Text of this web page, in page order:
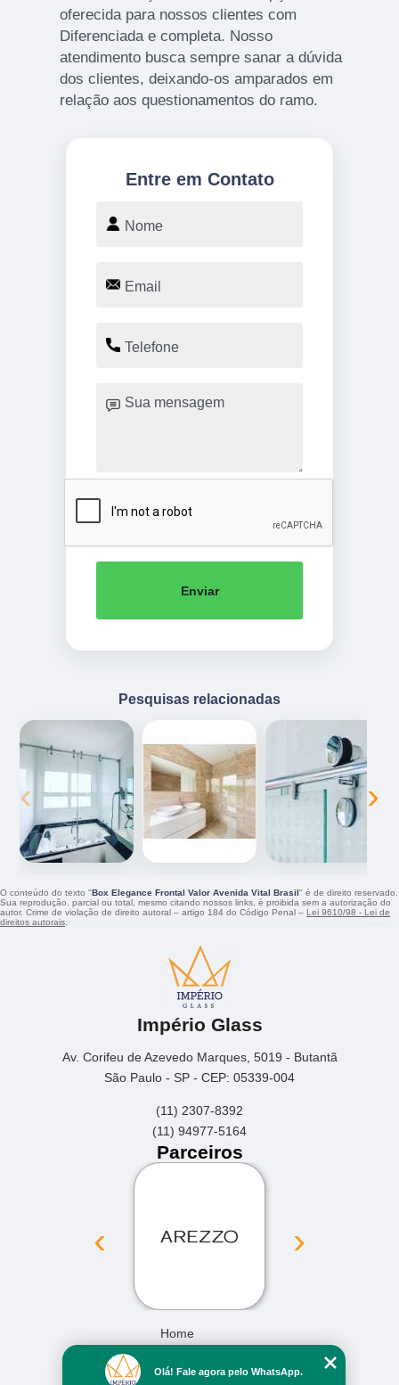
oferecida para nossos clientes com
Diferenciada e completa. Nosso
atendimento busca sempre sanar a dúvida
dos clientes, deixando-os amparados em
relação aos questionamentos do ramo.
Entre em Contato
Enviar
Pesquisas relacionadas
‹ ›
O conteúdo do texto "Box Elegance Frontal Valor Avenida Vital Brasil" é de direito reservado.
Sua reprodução, parcial ou total, mesmo citando nossos links, é proibida sem a autorização do
autor. Crime de violação de direito autoral – artigo 184 do Código Penal – Lei 9610/98 - Lei de
direitos autorais
Império Glass
Av. Corifeu de Azevedo Marques, 5019 - Butantã
São Paulo - SP - CEP: 05339-004
(11) 2307-8392
(11) 94977-5164
Parceiros
‹ ›
Home
Missão
Olá! Fale agora pelo WhatsApp.